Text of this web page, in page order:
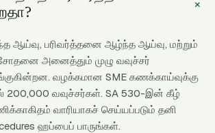
+
ஆய்வு, பரிவர்த்தனை ஆழ்ந்த ஆய்வு, மற்றும்
அனைத்தும் முழு வவுச்சர்
வழக்கமான SME கணக்காய்வுக்கு
200,000 வவுச்சர்கள். SA 530-இன் கீழ்
வாரியாகச் செய்யப்படும் தனி
ஹப்பைப் பாருங்கள்.